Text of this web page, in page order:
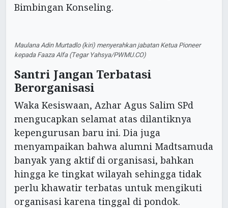
Bimbingan Konseling.
Maulana Adin Murtadlo (kiri) menyerahkan jabatan Ketua Pioneer
kepada Faaza Alfa (Tegar Yahsya/PWMU.CO)
Santri Jangan Terbatasi
Berorganisasi
Waka Kesiswaan, Azhar Agus Salim SPd
mengucapkan selamat atas dilantiknya
kepengurusan baru ini. Dia juga
menyampaikan bahwa alumni Madtsamuda
banyak yang aktif di organisasi, bahkan
hingga ke tingkat wilayah sehingga tidak
perlu khawatir terbatas untuk mengikuti
organisasi karena tinggal di pondok.